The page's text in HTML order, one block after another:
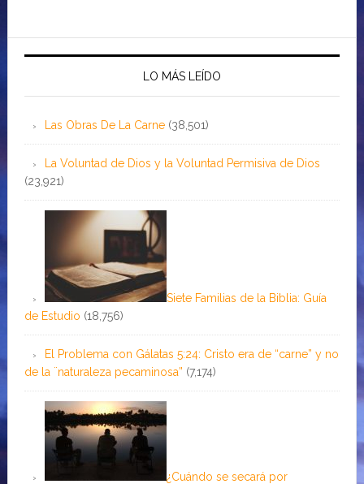
LO MÁS LEÍDO
Las Obras De La Carne (38,501)
La Voluntad de Dios y la Voluntad Permisiva de Dios
(23,921)
Siete Familias de la Biblia: Guía
de Estudio (18,756)
El Problema con Gálatas 5:24: Cristo era de “carne” y no
de la ¨naturaleza pecaminosa” (7,174)
¿Cuándo se secará por